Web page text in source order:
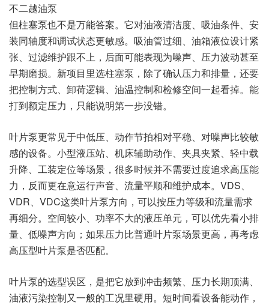
不二越油泵
但柱塞泵也不是万能答案。它对油液清洁度、吸油条件、安
装同轴度和调试状态更敏感。吸油管过细、油箱液位设计紧
张、过滤维护跟不上，后面可能表现为噪声、压力波动甚至
早期磨损。新项目里选柱塞泵，除了确认压力和排量，还要
把控制方式、卸荷逻辑、油温控制和检修空间一起看掉。能
打到额定压力，只能说明第一步没错。
叶片泵更常见于中低压、动作节拍相对平稳、对噪声比较敏
感的设备。小型液压站、机床辅助动作、夹具夹紧、轻中载
升降、工装定位等场景，很多时候并不需要过度追求高压能
力，反而更在意运行声音、流量平顺和维护成本。VDS、
VDR、VDC这类叶片泵方向，可以按压力等级和流量需求
再细分。空间较小、功率不大的液压单元，可以优先看小排
量、低噪声方向；如果压力比普通叶片泵场景更高，再考虑
高压型叶片泵是否匹配。
叶片泵的选型误区，是把它放到冲击频繁、压力长期顶满、
油液污染控制又一般的工况里硬用。短时间看设备能动作，